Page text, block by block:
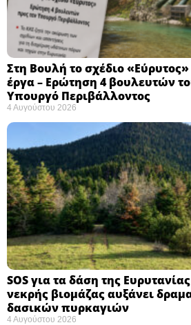
Στη Βουλή το σχέδιο
έργα – Ερώτηση 4 βουλευτών
Υπουργό Περιβάλλοντος
4 Αυγούστου 2026
SOS για τα δάση της
νεκρής βιομάζας αυξάνει
δασικών πυρκαγιών
4 Αυγούστου 2026